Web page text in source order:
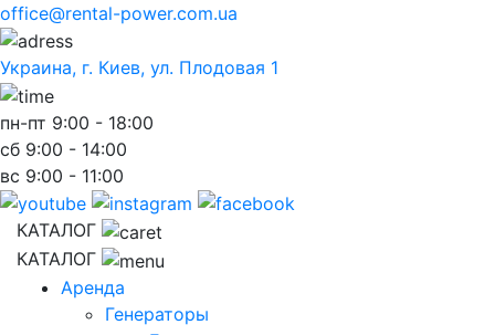
office@rental-power.com.ua
Украина, г. Киев, ул. Плодовая 1
пн-пт 9:00 - 18:00
сб 9:00 - 14:00
вс 9:00 - 11:00
КАТАЛОГ
КАТАЛОГ
Аренда
Генераторы